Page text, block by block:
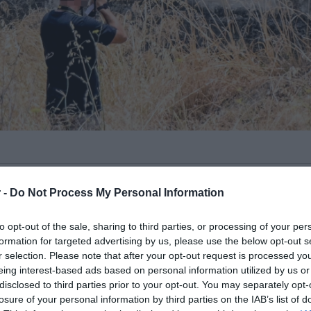
- Do Not Process My Personal Information
opt-out of the sale, sharing to third parties, or processing of your
for targeted advertising by us, please use the below opt-out
selection. Please note that after your opt-out request is processed
interest-based ads based on personal information utilized by us
to third parties prior to your opt-out. You may separately
of your personal information by third parties on the IAB’s list of
στάθηκε η μητέρα του 20χρονου
σε καταδίωξη
Live News του MEGA τόνισε πως ο
είπε πως επειδή είναι αυτιστικός δεν